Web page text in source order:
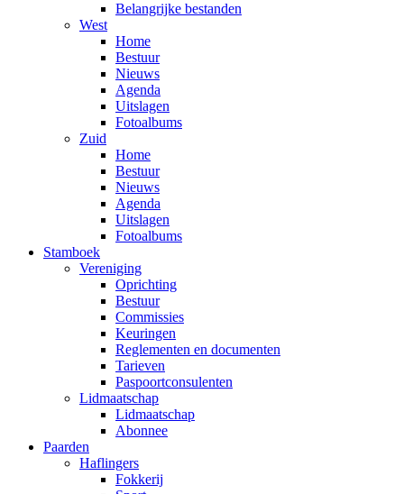
Belangrijke bestanden
West
Home
Bestuur
Nieuws
Agenda
Uitslagen
Fotoalbums
Zuid
Home
Bestuur
Nieuws
Agenda
Uitslagen
Fotoalbums
Stamboek
Vereniging
Oprichting
Bestuur
Commissies
Keuringen
Reglementen en documenten
Tarieven
Paspoortconsulenten
Lidmaatschap
Lidmaatschap
Abonnee
Paarden
Haflingers
Fokkerij